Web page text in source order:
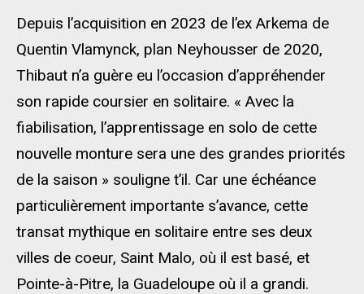
Depuis l’acquisition en 2023 de l’ex Arkema de
Quentin Vlamynck, plan Neyhousser de 2020,
Thibaut n’a guère eu l’occasion d’appréhender
son rapide coursier en solitaire. « Avec la
fiabilisation, l’apprentissage en solo de cette
nouvelle monture sera une des grandes priorités
de la saison » souligne t’il. Car une échéance
particulièrement importante s’avance, cette
transat mythique en solitaire entre ses deux
villes de coeur, Saint Malo, où il est basé, et
Pointe-à-Pitre, la Guadeloupe où il a grandi.